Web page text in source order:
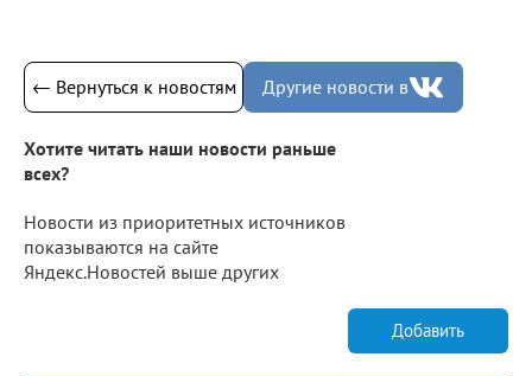
← Вернуться к новостям Другие новости в
Хотите читать наши новости раньше
всех?
Новости из приоритетных источников
показываются на сайте
Яндекс.Новостей выше других
Добавить